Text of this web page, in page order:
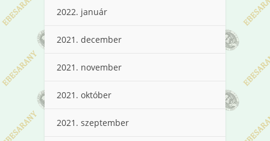
2022. január
2021. december
2021. november
2021. október
2021. szeptember